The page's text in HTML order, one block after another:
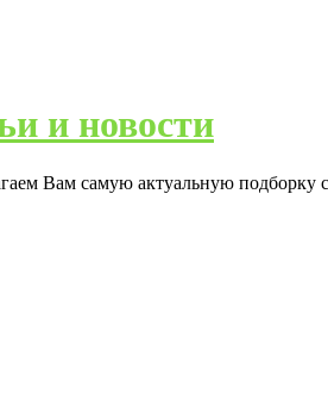
и новости
Вам самую актуальную подборку